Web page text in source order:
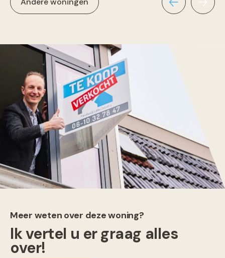
Meer weten over deze woning?
Ik vertel u er graag alles
over!